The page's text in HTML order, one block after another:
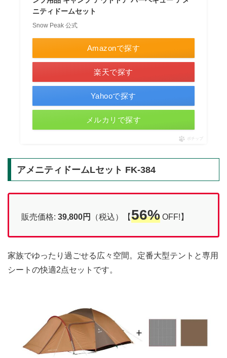
ニティドームセット
Snow Peak 公式
Amazonで探す
楽天で探す
Yahooで探す
メルカリで探す
ポチップ
アメニティドームLセット FK-384
販売価格: 39,800円 （税込）【56% OFF!】
家族でゆったり過ごせる広々空間。定番大型テントと専用
シートの快適2点セットです。